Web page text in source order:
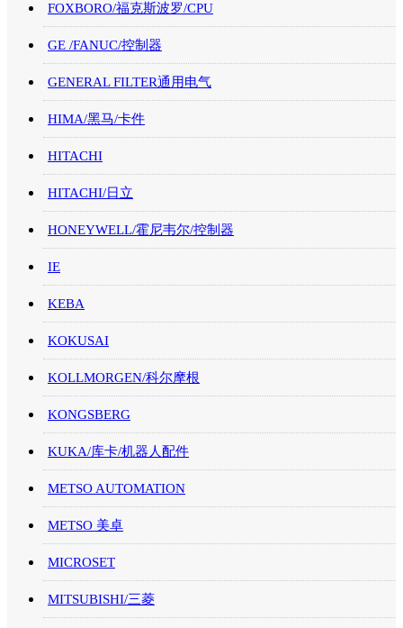
FOXBORO/福克斯波罗/CPU
GE /FANUC/控制器
GENERAL FILTER通用电气
HIMA/黑马/卡件
HITACHI
HITACHI/日立
HONEYWELL/霍尼韦尔/控制器
IE
KEBA
KOKUSAI
KOLLMORGEN/科尔摩根
KONGSBERG
KUKA/库卡/机器人配件
METSO AUTOMATION
METSO 美卓
MICROSET
MITSUBISHI/三菱